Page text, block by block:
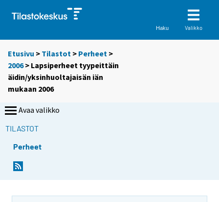
Haku Valikko
Etusivu > Tilastot > Perheet >
2006> Lapsiperheet tyypeittäin
äidin/yksinhuoltajaisän iän
mukaan 2006
Avaa valikko
TILASTOT
Perheet